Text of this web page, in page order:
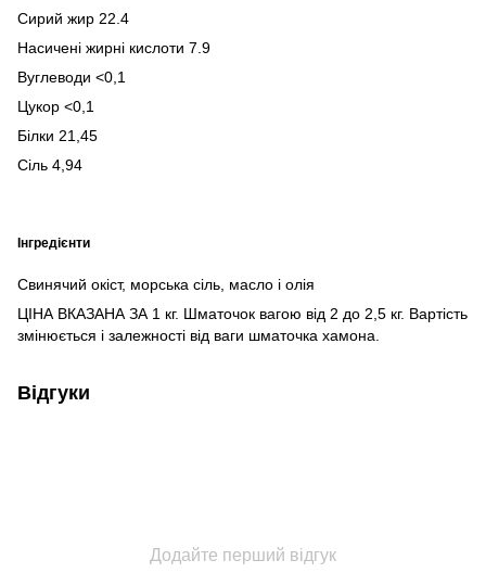
Сирий жир 22.4
Насичені жирні кислоти 7.9
Вуглеводи <0,1
Цукор <0,1
Білки 21,45
Сіль 4,94
Інгредієнти
Свинячий окіст, морська сіль, масло і олія
ЦІНА ВКАЗАНА ЗА 1 кг. Шматочок вагою від 2 до 2,5 кг. Вартість
змінюється і залежності від ваги шматочка хамона.
Відгуки
Додайте перший відгук